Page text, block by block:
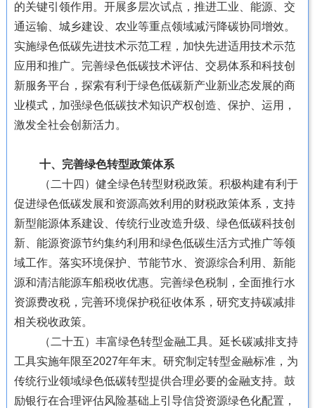
的关键引领作用。开展多层次试点，推进工业、能源、交
通运输、城乡建设、农业等重点领域减污降碳协同增效。
实施绿色低碳先进技术示范工程，加快先进适用技术示范
应用和推广。完善绿色低碳技术评估、交易体系和科技创
新服务平台，探索有利于绿色低碳新产业新业态发展的商
业模式，加强绿色低碳技术知识产权创造、保护、运用，
激发全社会创新活力。
十、完善绿色转型政策体系
（二十四）健全绿色转型财税政策。积极构建有利于
促进绿色低碳发展和资源高效利用的财税政策体系，支持
新型能源体系建设、传统行业改造升级、绿色低碳科技创
新、能源资源节约集约利用和绿色低碳生活方式推广等领
域工作。落实环境保护、节能节水、资源综合利用、新能
源和清洁能源车船税收优惠。完善绿色税制，全面推行水
资源费改税，完善环境保护税征收体系，研究支持碳减排
相关税收政策。
（二十五）丰富绿色转型金融工具。延长碳减排支持
工具实施年限至2027年年末。研究制定转型金融标准，为
传统行业领域绿色低碳转型提供合理必要的金融支持。鼓
励银行在合理评估风险基础上引导信贷资源绿色化配置，